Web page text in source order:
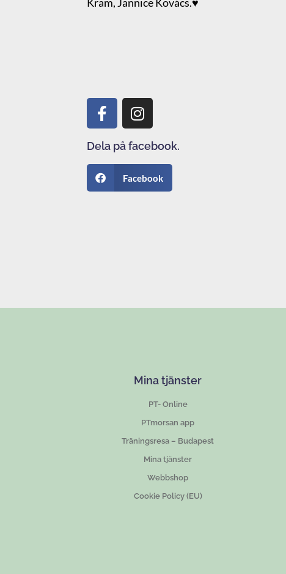
Dela på facebook.
Facebook
Mina tjänster
PT- Online
PTmorsan app
Träningsresa – Budapest
Mina tjänster
Webbshop
Cookie Policy (EU)